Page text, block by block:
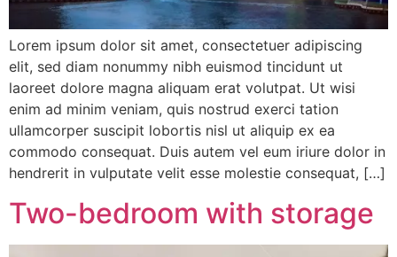
Lorem ipsum dolor sit amet, consectetuer adipiscing
elit, sed diam nonummy nibh euismod tincidunt ut
laoreet dolore magna aliquam erat volutpat. Ut wisi
enim ad minim veniam, quis nostrud exerci tation
ullamcorper suscipit lobortis nisl ut aliquip ex ea
commodo consequat. Duis autem vel eum iriure dolor in
hendrerit in vulputate velit esse molestie consequat, […]
Two-bedroom with storage